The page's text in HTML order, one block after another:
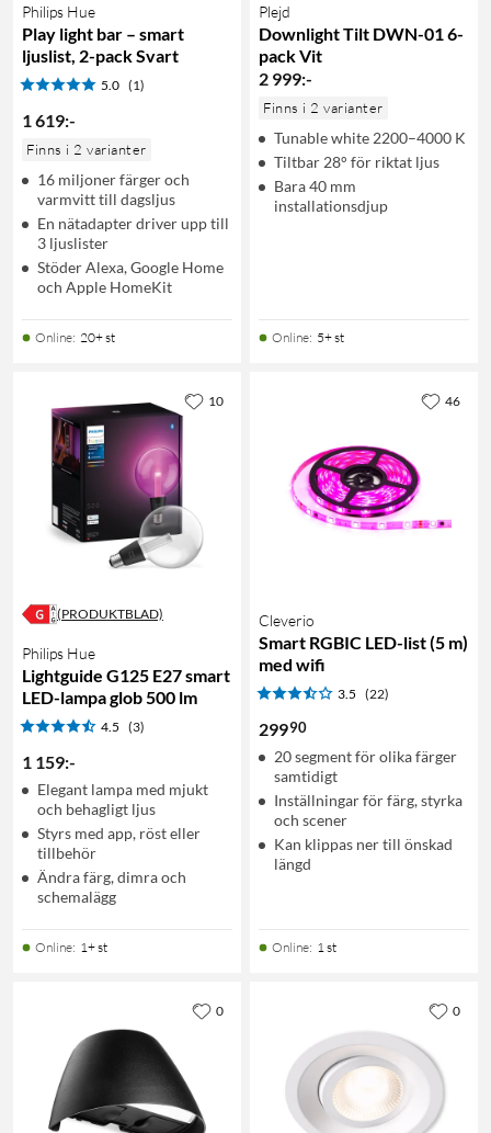
Philips Hue
Play light bar – smart
ljuslist, 2-pack Svart
5.0 (1)
1 619:-
Finns i 2 varianter
16 miljoner färger och
varmvitt till dagsljus
En nätadapter driver upp till
3 ljuslister
Stöder Alexa, Google Home
och Apple HomeKit
Online: 20+ st
Plejd
Downlight Tilt DWN-01 6-
pack Vit
2 999:-
Finns i 2 varianter
Tunable white 2200–4000 K
Tiltbar 28° för riktat ljus
Bara 40 mm
installationsdjup
Online: 5+ st
(PRODUKTBLAD)
Philips Hue
Lightguide G125 E27 smart
LED-lampa glob 500 lm
4.5 (3)
1 159:-
Elegant lampa med mjukt
och behagligt ljus
Styrs med app, röst eller
tillbehör
Ändra färg, dimra och
schemalägg
Online: 1+ st
10
Cleverio
Smart RGBIC LED-list (5 m)
med wifi
3.5 (22)
29990
20 segment för olika färger
samtidigt
Inställningar för färg, styrka
och scener
Kan klippas ner till önskad
längd
Online: 1 st
46
0 0